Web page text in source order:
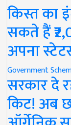
किस्त का
सकते हैं
अपना
Government
सरकार दे
किट! अब